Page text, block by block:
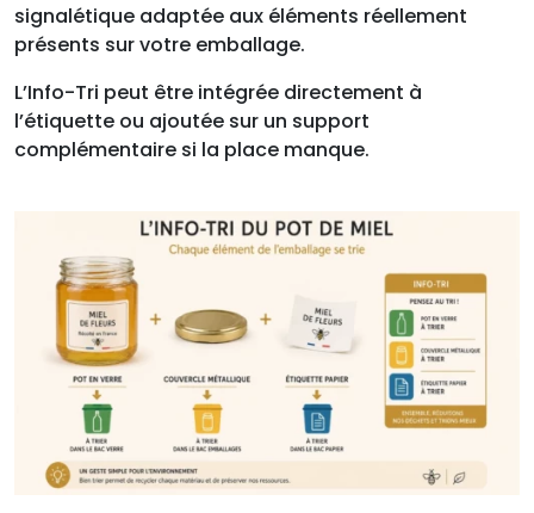
signalétique adaptée aux éléments réellement
présents sur votre emballage.
L’Info-Tri peut être intégrée directement à
l’étiquette ou ajoutée sur un support
complémentaire si la place manque.